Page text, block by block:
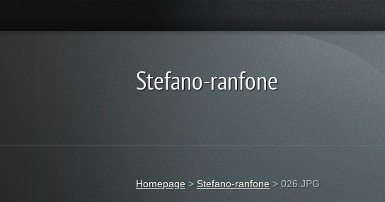
Stefano-ranfone
Homepage > Stefano-ranfone > 026.JPG